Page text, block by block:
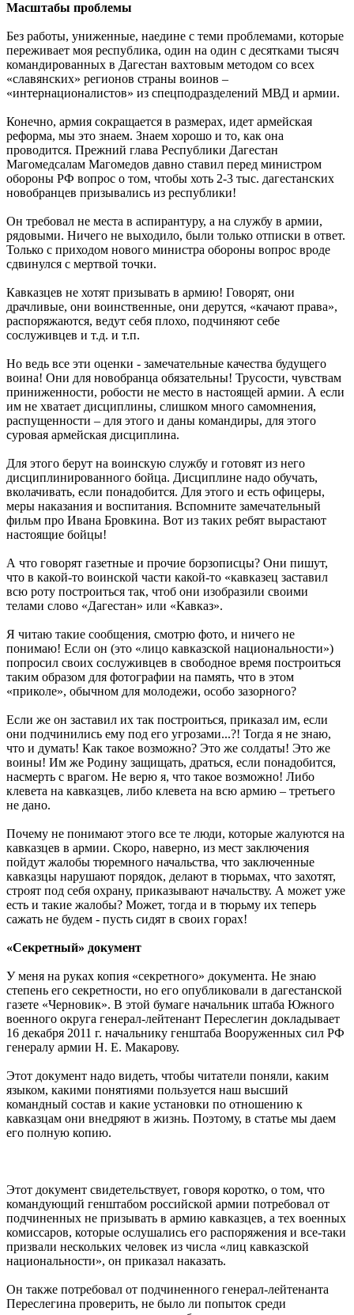
Масштабы проблемы
Без работы, униженные, наедине с теми проблемами, которые
переживает моя республика, один на один с десятками тысяч
командированных в Дагестан вахтовым методом со всех
«славянских» регионов страны воинов –
«интернационалистов» из спецподразделений МВД и армии.
Конечно, армия сокращается в размерах, идет армейская
реформа, мы это знаем. Знаем хорошо и то, как она
проводится. Прежний глава Республики Дагестан
Магомедсалам Магомедов давно ставил перед министром
обороны РФ вопрос о том, чтобы хоть 2-3 тыс. дагестанских
новобранцев призывались из республики!
Он требовал не места в аспирантуру, а на службу в армии,
рядовыми. Ничего не выходило, были только отписки в ответ.
Только с приходом нового министра обороны вопрос вроде
сдвинулся с мертвой точки.
Кавказцев не хотят призывать в армию! Говорят, они
драчливые, они воинственные, они дерутся, «качают права»,
распоряжаются, ведут себя плохо, подчиняют себе
сослуживцев и т.д. и т.п.
Но ведь все эти оценки - замечательные качества будущего
воина! Они для новобранца обязательны! Трусости, чувствам
приниженности, робости не место в настоящей армии. А если
им не хватает дисциплины, слишком много самомнения,
распущенности – для этого и даны командиры, для этого
суровая армейская дисциплина.
Для этого берут на воинскую службу и готовят из него
дисциплинированного бойца. Дисциплине надо обучать,
вколачивать, если понадобится. Для этого и есть офицеры,
меры наказания и воспитания. Вспомните замечательный
фильм про Ивана Бровкина. Вот из таких ребят вырастают
настоящие бойцы!
А что говорят газетные и прочие борзописцы? Они пишут,
что в какой-то воинской части какой-то «кавказец заставил
всю роту построиться так, чтоб они изобразили своими
телами слово «Дагестан» или «Кавказ».
Я читаю такие сообщения, смотрю фото, и ничего не
понимаю! Если он (это «лицо кавказской национальности»)
попросил своих сослуживцев в свободное время построиться
таким образом для фотографии на память, что в этом
«приколе», обычном для молодежи, особо зазорного?
Если же он заставил их так построиться, приказал им, если
они подчинились ему под его угрозами...?! Тогда я не знаю,
что и думать! Как такое возможно? Это же солдаты! Это же
воины! Им же Родину защищать, драться, если понадобится,
насмерть с врагом. Не верю я, что такое возможно! Либо
клевета на кавказцев, либо клевета на всю армию – третьего
не дано.
Почему не понимают этого все те люди, которые жалуются на
кавказцев в армии. Скоро, наверно, из мест заключения
пойдут жалобы тюремного начальства, что заключенные
кавказцы нарушают порядок, делают в тюрьмах, что захотят,
строят под себя охрану, приказывают начальству. А может уже
есть и такие жалобы? Может, тогда и в тюрьму их теперь
сажать не будем - пусть сидят в своих горах!
«Секретный» документ
У меня на руках копия «секретного» документа. Не знаю
степень его секретности, но его опубликовали в дагестанской
газете «Черновик». В этой бумаге начальник штаба Южного
военного округа генерал-лейтенант Переслегин докладывает
16 декабря 2011 г. начальнику генштаба Вооруженных сил РФ
генералу армии Н. Е. Макарову.
Этот документ надо видеть, чтобы читатели поняли, каким
языком, какими понятиями пользуется наш высший
командный состав и какие установки по отношению к
кавказцам они внедряют в жизнь. Поэтому, в статье мы даем
его полную копию.
Этот документ свидетельствует, говоря коротко, о том, что
командующий генштабом российской армии потребовал от
подчиненных не призывать в армию кавказцев, а тех военных
комиссаров, которые ослушались его распоряжения и все-таки
призвали нескольких человек из числа «лиц кавказской
национальности», он приказал наказать.
Он также потребовал от подчиненного генерал-лейтенанта
Переслегина проверить, не было ли попыток среди